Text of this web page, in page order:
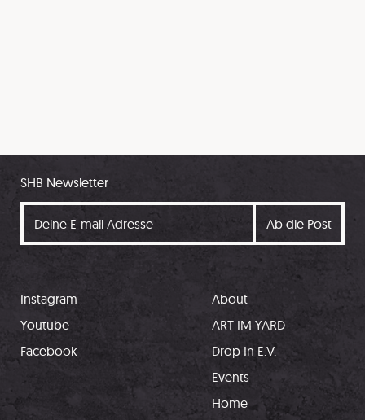
SHB Newsletter
Instagram
Youtube
Facebook
About
ART IM YARD
Drop In E.V.
Events
Home